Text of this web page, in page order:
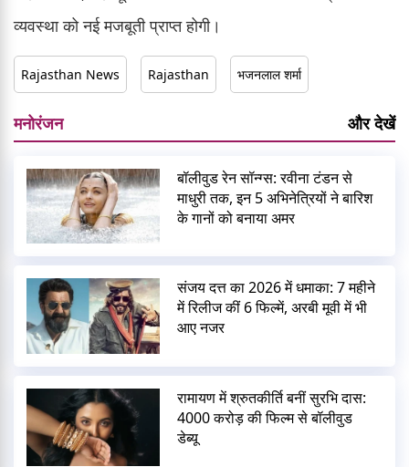
व्यवस्था को नई मजबूती प्राप्त होगी।
Rajasthan News Rajasthan भजनलाल शर्मा
मनोरंजन और देखें
बॉलीवुड रेन सॉन्ग्स: रवीना टंडन से
माधुरी तक, इन 5 अभिनेत्रियों ने बारिश
के गानों को बनाया अमर
संजय दत्त का 2026 में धमाका: 7 महीने
में रिलीज कीं 6 फिल्में, अरबी मूवी में भी
आए नजर
रामायण में श्रुतकीर्ति बनीं सुरभि दास:
4000 करोड़ की फिल्म से बॉलीवुड
डेब्यू